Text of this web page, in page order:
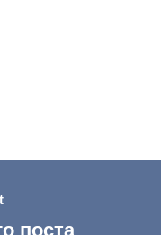
поста